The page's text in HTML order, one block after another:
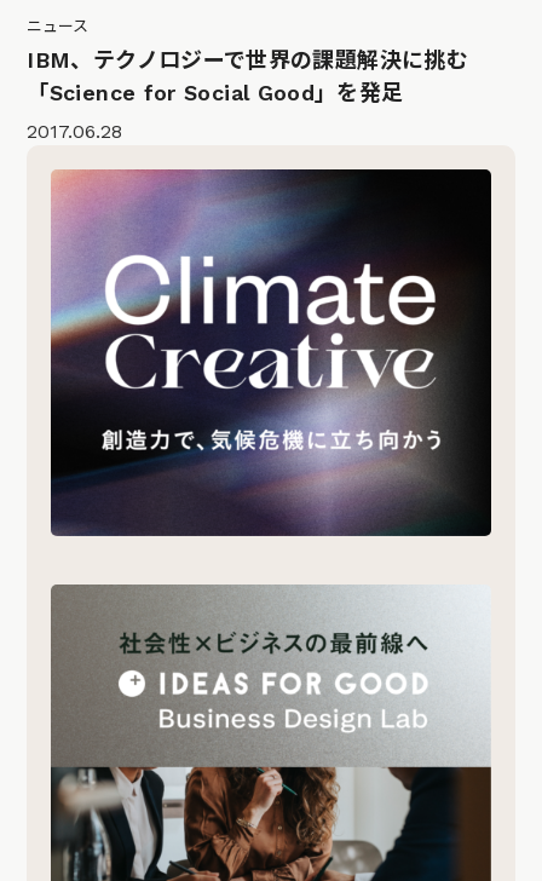
ニュース
IBM、テクノロジーで世界の課題解決に挑む
「Science for Social Good」を発足
2017.06.28